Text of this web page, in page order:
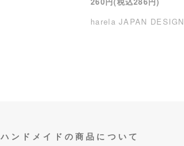
harela JAPAN DESIGN
ハンドメイドの商品について